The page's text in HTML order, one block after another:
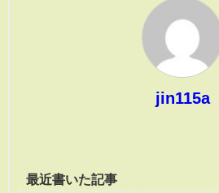
jin115a
最近書いた記事